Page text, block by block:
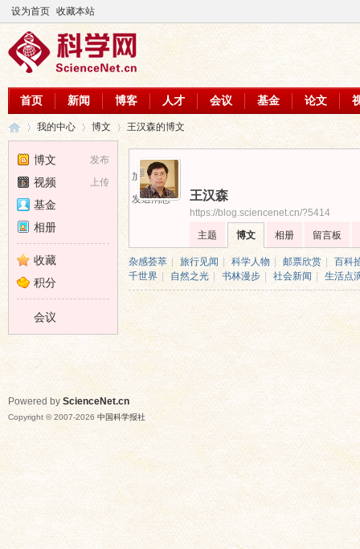
设为首页 收藏本站
首页 新闻 博客 人才 会议 基金 论文
›
我的中心 博文 王汉森的博文
加为好友
发送消息
王汉森
https://blog.sciencenet.cn/?5414
主题
博文 相册 留言板
杂感荟萃 旅行见闻 科学人物 邮票欣赏
百科
千世界
自然之光 书林漫步 社会新闻 生活点
发布
博文
上传
视频
基金
相册
收藏
积分
会议
Powered by ScienceNet.cn
Copyright © 2007-2026 中国科学报社